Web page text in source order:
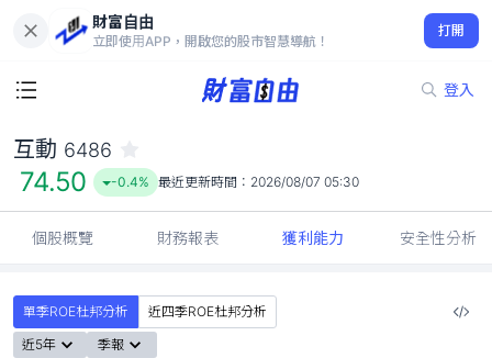
財富自由
立即使用APP，開啟您的股市智慧導航！
打開
登入
74.50
-0.4%
互動 6486
74.50 -0.4% 最近更新時間： 2026/08/07 05:30
個股概覽 財務報表 獲利能力 安全性分析
單季ROE杜邦分析
近四季ROE杜邦分析
近5年
季報